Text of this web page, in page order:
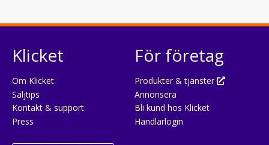
Klicket
Om Klicket
Säljtips
Kontakt & support
Press
För företag
Produkter & tjänster
Annonsera
Bli kund hos Klicket
Handlarlogin